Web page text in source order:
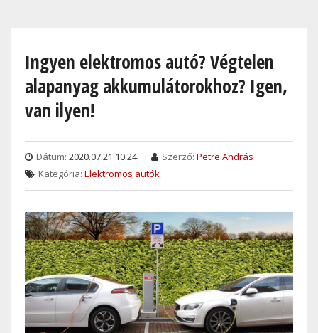
contentIngyen elektromos autó? Végtelen
alapanyag akkumulátorokhoz? Igen,
van ilyen!
Dátum: 2020.07.21 10:24 Szerző: Petre András
Kategória: Elektromos autók